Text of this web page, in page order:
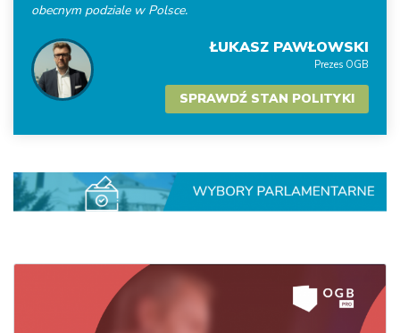
obecnym podziale w Polsce.
ŁUKASZ PAWŁOWSKI
Prezes OGB
SPRAWDŹ STAN POLITYKI